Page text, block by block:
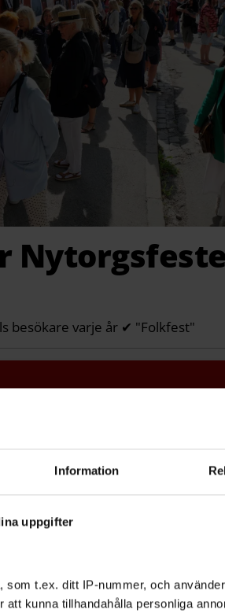
Information
uppgifter
som t.ex. ditt IP-nummer, och
att kunna tillhandahålla personliga
besökare varje år ✔ "Folkfest"
en taxedialog
"Vem har